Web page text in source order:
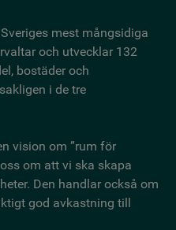
mest mångsidiga
och utvecklar 132
bostäder och
i de tre
vision om ”rum för
om att vi ska skapa
Den handlar också om
god avkastning till